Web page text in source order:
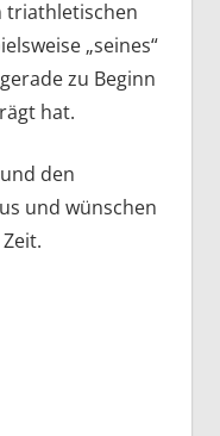
triathletischen
„seines“
zu Beginn
hat.
den
und wünschen